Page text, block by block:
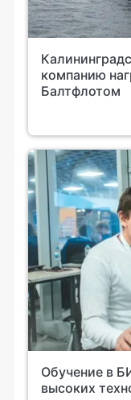
компанию
Балтфлотом
Обучение в
высоких